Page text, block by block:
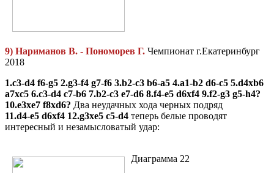
9) Нариманов В. - Пономорев Г. Чемпионат г.Екатеринбург
2018
1.c3-d4 f6-g5 2.g3-f4 g7-f6 3.b2-c3 b6-a5 4.a1-b2 d6-c5 5.d4xb6
a7xc5 6.c3-d4 c7-b6 7.b2-c3 e7-d6 8.f4-e5 d6xf4 9.f2-g3 g5-h4?
10.e3xe7 f8xd6? Два неудачных хода черных подряд
11.d4-e5 d6xf4 12.g3xe5 c5-d4 теперь белые проводят
интересный и незамысловатый удар:
Диаграмма 22